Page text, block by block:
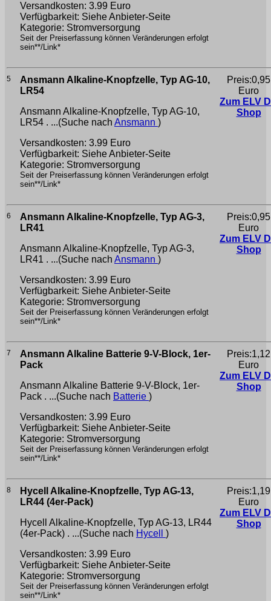
Versandkosten: 3.99 Euro
Verfügbarkeit: Siehe Anbieter-Seite
Kategorie: Stromversorgung
Seit der Preiserfassung können Veränderungen erfolgt
sein**/Link*
5
Ansmann Alkaline-Knopfzelle, Typ AG-10,
LR54
Ansmann Alkaline-Knopfzelle, Typ AG-10,
LR54 . ...(Suche nach Ansmann )
Versandkosten: 3.99 Euro
Verfügbarkeit: Siehe Anbieter-Seite
Kategorie: Stromversorgung
Seit der Preiserfassung können Veränderungen erfolgt
sein**/Link*
Preis:0,95
Euro
Zum ELV
Shop
6
Ansmann Alkaline-Knopfzelle, Typ AG-3,
LR41
Ansmann Alkaline-Knopfzelle, Typ AG-3,
LR41 . ...(Suche nach Ansmann )
Versandkosten: 3.99 Euro
Verfügbarkeit: Siehe Anbieter-Seite
Kategorie: Stromversorgung
Seit der Preiserfassung können Veränderungen erfolgt
sein**/Link*
Preis:0,95
Euro
Zum ELV
Shop
7
Ansmann Alkaline Batterie 9-V-Block, 1er-
Pack
Ansmann Alkaline Batterie 9-V-Block, 1er-
Pack . ...(Suche nach Batterie )
Versandkosten: 3.99 Euro
Verfügbarkeit: Siehe Anbieter-Seite
Kategorie: Stromversorgung
Seit der Preiserfassung können Veränderungen erfolgt
sein**/Link*
Preis:1,12
Euro
Zum ELV
Shop
8
Hycell Alkaline-Knopfzelle, Typ AG-13,
LR44 (4er-Pack)
Hycell Alkaline-Knopfzelle, Typ AG-13, LR44
(4er-Pack) . ...(Suche nach Hycell )
Versandkosten: 3.99 Euro
Verfügbarkeit: Siehe Anbieter-Seite
Kategorie: Stromversorgung
Seit der Preiserfassung können Veränderungen erfolgt
sein**/Link*
Preis:1,19
Euro
Zum ELV
Shop